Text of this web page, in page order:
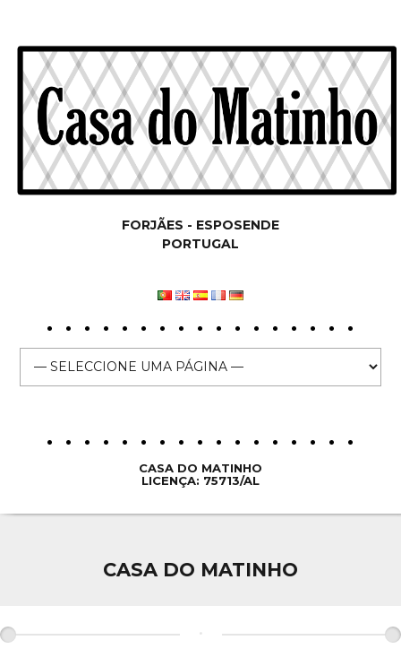
FORJÃES - ESPOSENDE
PORTUGAL
CASA DO MATINHO
LICENÇA: 75713/AL
CASA DO MATINHO
•